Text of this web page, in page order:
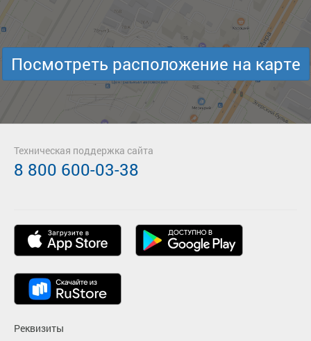
Посмотреть расположение на карте
Реквизиты
Техническая поддержка сайта
8 800 600-03-38